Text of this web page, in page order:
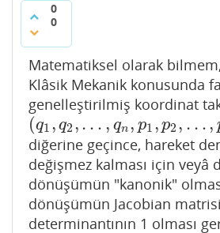
0
0
Matematiksel olarak
Klâsik Mekanik konusunda
genelleştirilmiş koordinat
(q1 , q2 ,… , qn , p1 , p2 , …,
(q1 q2,…, q n ,p1,p 2,…,pn)
diğerine geçince, hareket
değişmez kalması için veyâ
dönüşümün "kanonik"
dönüşümün Jacobian
determinantının 1 olması